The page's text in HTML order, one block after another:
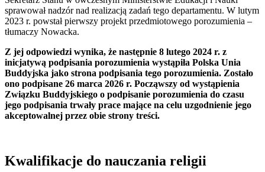
sprawował nadzór nad realizacją zadań tego departamentu. W lutym
2023 r. powstał pierwszy projekt przedmiotowego porozumienia –
tłumaczy Nowacka.
Z jej odpowiedzi wynika, że następnie 8 lutego 2024 r. z
inicjatywą podpisania porozumienia wystąpiła Polska Unia
Buddyjska jako strona podpisania tego porozumienia. Zostało
ono podpisane 26 marca 2026 r. Począwszy od wystąpienia
Związku Buddyjskiego o podpisanie porozumienia do czasu
jego podpisania trwały prace mające na celu uzgodnienie jego
akceptowalnej przez obie strony treści.
Kwalifikacje do nauczania religii